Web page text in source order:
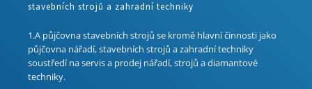
stavebních strojů a zahradní techniky
1.A půjčovna stavebních strojů se kromě hlavní činnosti jako
půjčovna nářadí, stavebních strojů a zahradní techniky
soustředí na servis a prodej nářadí, strojů a diamantové
techniky.